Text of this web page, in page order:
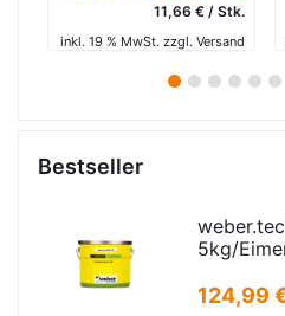
11,66 € / Stk.
inkl. 19 % MwSt. zzgl. Versand
1 2 3 4 5 6
Bestseller
5kg/
124,99